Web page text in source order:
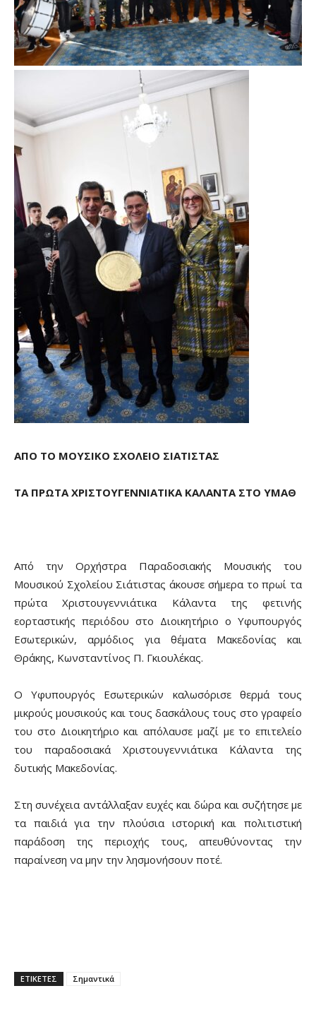
ΑΠΟ ΤΟ ΜΟΥΣΙΚΟ ΣΧΟΛΕΙΟ ΣΙΑΤΙΣΤΑΣ
ΤΑ ΠΡΩΤΑ ΧΡΙΣΤΟΥΓΕΝΝΙΑΤΙΚΑ ΚΑΛΑΝΤΑ ΣΤΟ ΥΜΑΘ
Από την Ορχήστρα Παραδοσιακής Μουσικής του
Μουσικού Σχολείου Σιάτιστας άκουσε σήμερα το πρωί τα
πρώτα Χριστουγεννιάτικα Κάλαντα της φετινής
εορταστικής περιόδου στο Διοικητήριο ο Υφυπουργός
Εσωτερικών, αρμόδιος για θέματα Μακεδονίας και
Θράκης, Κωνσταντίνος Π. Γκιουλέκας.
Ο Υφυπουργός Εσωτερικών καλωσόρισε θερμά τους
μικρούς μουσικούς και τους δασκάλους τους στο γραφείο
του στο Διοικητήριο και απόλαυσε μαζί με το επιτελείο
του παραδοσιακά Χριστουγεννιάτικα Κάλαντα της
δυτικής Μακεδονίας.
Στη συνέχεια αντάλλαξαν ευχές και δώρα και συζήτησε με
τα παιδιά για την πλούσια ιστορική και πολιτιστική
παράδοση της περιοχής τους, απευθύνοντας την
παραίνεση να μην την λησμονήσουν ποτέ.
ΕΤΙΚΕΤΕΣ Σημαντικά